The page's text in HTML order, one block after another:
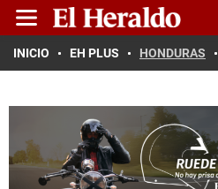
INICIO EH PLUS HONDURAS